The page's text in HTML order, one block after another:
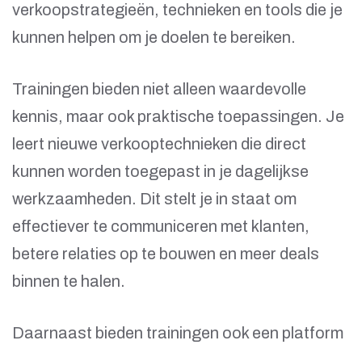
verkoopstrategieën, technieken en tools die je
kunnen helpen om je doelen te bereiken.
Trainingen bieden niet alleen waardevolle
kennis, maar ook praktische toepassingen. Je
leert nieuwe verkooptechnieken die direct
kunnen worden toegepast in je dagelijkse
werkzaamheden. Dit stelt je in staat om
effectiever te communiceren met klanten,
betere relaties op te bouwen en meer deals
binnen te halen.
Daarnaast bieden trainingen ook een platform